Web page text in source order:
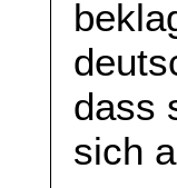
dass
sich